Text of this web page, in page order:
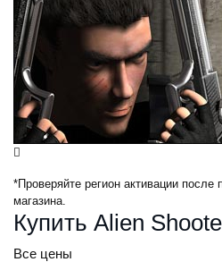
Купить Alien
Все цены
*Проверяйте регион активации после
магазина.